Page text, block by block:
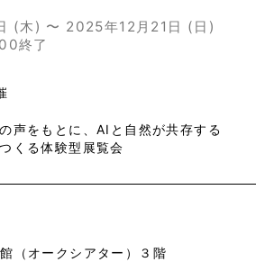
(木) 〜 2025年12月21日 (日)
終了
声をもとに、AIと自然が共存する
くる体験型展覧会
（オークシアター）３階